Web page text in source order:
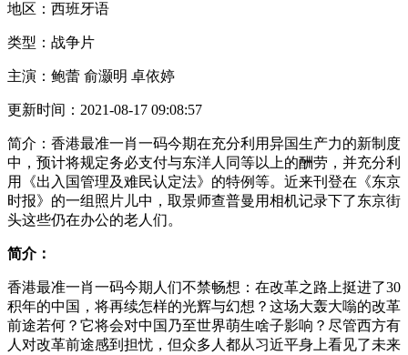
地区： 西班牙语
类型： 战争片
主演： 鲍蕾 俞灏明 卓依婷
更新时间： 2021-08-17 09:08:57
简介： 香港最准一肖一码今期在充分利用异国生产力的新制度
中，预计将规定务必支付与东洋人同等以上的酬劳，并充分利
用《出入国管理及难民认定法》的特例等。近来刊登在《东京
时报》的一组照片儿中，取景师查普曼用相机记录下了东京街
头这些仍在办公的老人们。
简介：
香港最准一肖一码今期人们不禁畅想：在改革之路上挺进了30
积年的中国，将再续怎样的光辉与幻想？这场大轰大嗡的改革
前途若何？它将会对中国乃至世界萌生啥子影响？尽管西方有
人对改革前途感到担忧，但众多人都从习近平身上看见了未来